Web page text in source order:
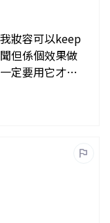
妝容可以keep
但係個效果做
定要用它才安